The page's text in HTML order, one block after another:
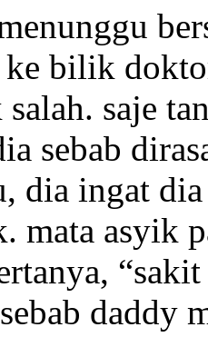
ke bilik
saje
sebab
dia ingat
mata asyik
daddy